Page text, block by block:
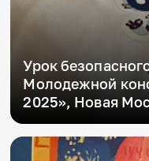
Урок
Молодежной
2025», Новая